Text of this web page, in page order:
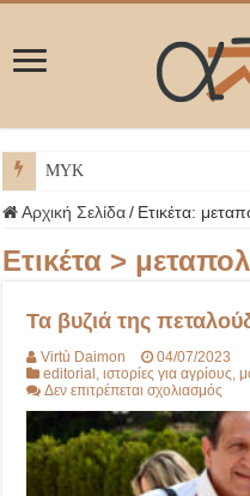
ΜΥΚΟΝΟΣ
Αρχική Σελίδα / Ετικέτα:
Ετικέτα >
Τα βυζιά της
Virtù Daimon
04/07/2023
editorial ,ιστορίες για αγρίους ,
Δεν επιτρέπεται σχολιασμός
της